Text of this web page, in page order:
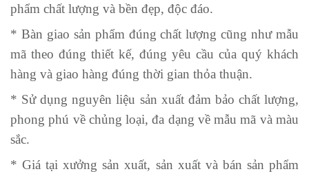
phẩm chất lượng và bền đẹp, độc đáo.
* Bàn giao sản phẩm đúng chất lượng cũng như mẫu
mã theo đúng thiết kế, đúng yêu cầu của quý khách
hàng và giao hàng đúng thời gian thỏa thuận.
* Sử dụng nguyên liệu sản xuất đảm bảo chất lượng,
phong phú về chủng loại, đa dạng về mẫu mã và màu
sắc.
* Giá tại xưởng sản xuất, sản xuất và bán sản phẩm